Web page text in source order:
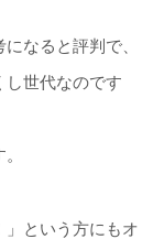
なると評判で、
し世代なのです
」という方にもオ